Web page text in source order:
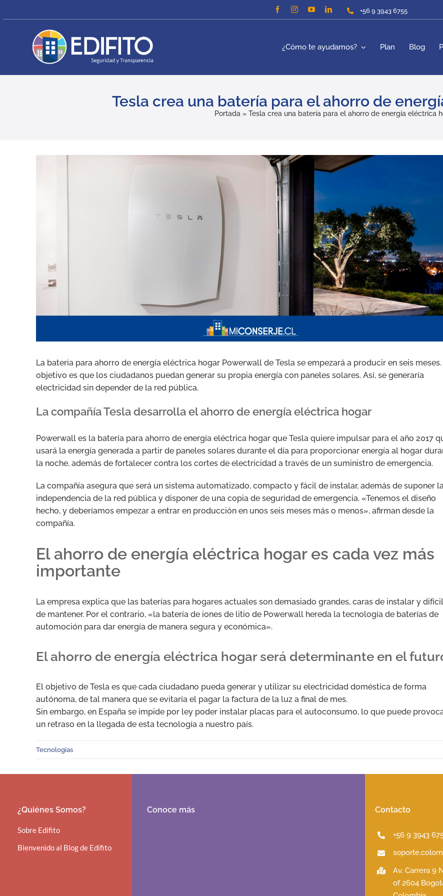
to
+56 9 3943 6755
¿Cómo te ayudamos? Plan Blog
Tesla crea una batería para el ahorro de
Portada » Tesla crea una batería para el ahorro de energía eléctrica
La batería para ahorro de energía eléctrica hogar Powerwall de Tesla se empezará a producir en seis meses.
objetivo es que los ciudadanos puedan generar su propia energía con paneles solares. Así, se generaría
electricidad sin depender de la red pública.
La compañía Tesla desarrolla el ahorro de energía eléctrica hogar
Powerwall es la batería para ahorro de energía eléctrica hogar que Tesla quiere impulsar para el año 2017
usará la energía generada a partir de paneles solares durante el día para proporcionar energía al hogar
la noche, además de fortalecer contra los cortes de electricidad a través de un suministro de emergencia.
La compañía asegura que será un sistema automatizado, compacto y fácil de instalar, además de suponer la
independencia de la red pública y disponer de una copia de seguridad de emergencia. «Tenemos el diseño
hecho, y deberíamos empezar a entrar en producción en unos seis meses más o menos», afirman desde la
compañía.
El ahorro de energía eléctrica hogar es cada vez más
importante
La empresa explica que las baterías para hogares actuales son demasiado grandes, caras de instalar y
de mantener. Por el contrario, «la batería de iones de litio de Powerwall hereda la tecnología de baterías de
automoción para dar energía de manera segura y económica».
El ahorro de energía eléctrica hogar será determinante en el
El objetivo de Tesla es que cada ciudadano pueda generar y utilizar su electricidad doméstica de forma
autónoma, de tal manera que se evitaría el pagar la factura de la luz a final de mes.
Sin embargo, en España se impide por ley poder instalar placas para el autoconsumo, lo que puede
un retraso en la llegada de esta tecnología a nuestro país.
Tecnologías
¿Quiénes Somos?
Sobre Edifito
Bienvenido al Blog de Edifito
Conoce más Contacto
+56 9 3943
Av. Carrera 9
of 2604